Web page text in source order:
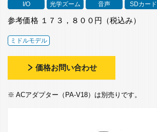
I/O 光学ズーム 音声 SDカード
参考価格 １７３，８００円（税込み）
ミドルモデル
価格お問い合わせ
※ ACアダプター（PA-V18）は別売りです。